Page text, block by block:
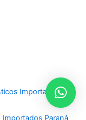
Importados em